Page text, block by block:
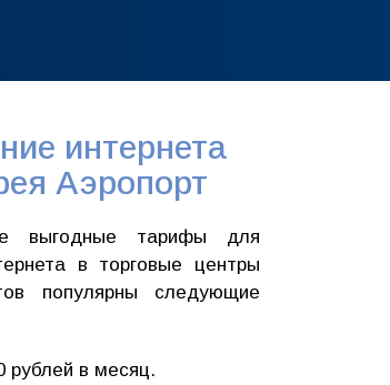
интернета
Аэропорт
выгодные тарифы для
в торговые центры
популярны следующие
рублей в месяц.